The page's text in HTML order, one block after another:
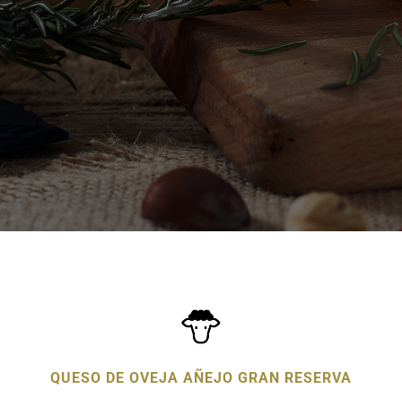
QUESO DE OVEJA AÑEJO GRAN RESERVA